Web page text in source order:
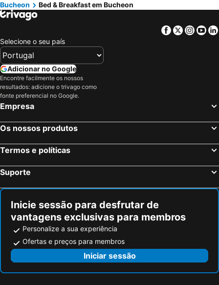
Bucheon
Bed & Breakfast em Bucheon
Facebook
Twitter
Selecione o seu país
Adicionar no Google
Encontre facilmente os nossos
resultados: adicione o trivago como
fonte preferencial no Google.
Empresa
Os nossos produtos
Termos e políticas
Suporte
Inicie sessão para desfrutar de
vantagens exclusivas para membros
Personalize a sua experiência
Ofertas e preços para membros
Iniciar sessão